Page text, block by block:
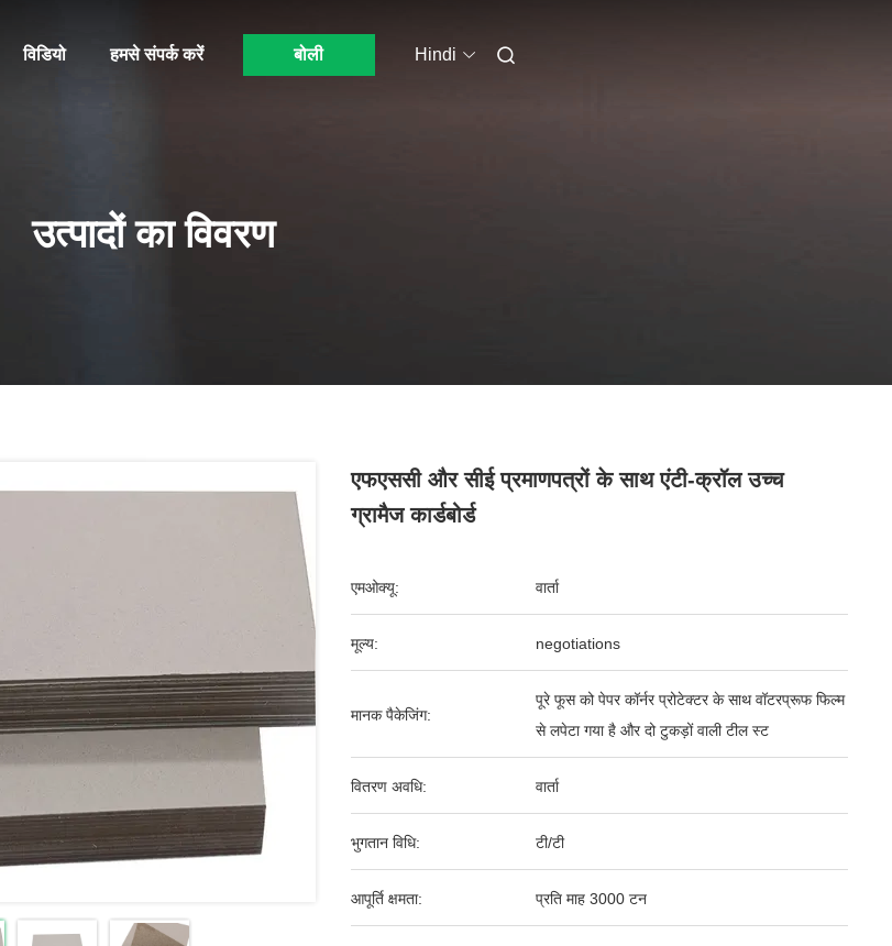
विडियो हमसे संपर्क करें बोली Hindi
उत्पादों का विवरण
एफएससी और सीई प्रमाणपत्रों के साथ एंटी-क्रॉल उच्च
ग्रामैज कार्डबोर्ड
एमओक्यू: वार्ता
मूल्य: negotiations
मानक पैकेजिंग:
पूरे फूस को पेपर कॉर्नर प्रोटेक्टर के साथ वॉटरप्रूफ फिल्म
से लपेटा गया है और दो टुकड़ों वाली टील स्ट
वितरण अवधि: वार्ता
भुगतान विधि: टी/टी
आपूर्ति क्षमता: प्रति माह 3000 टन